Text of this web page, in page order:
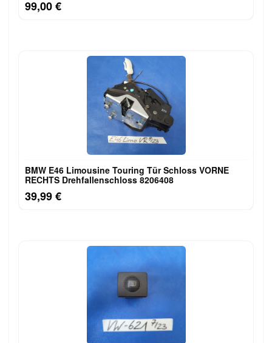
99,00 €
BMW E46 Limousine Touring Tür Schloss VORNE
RECHTS Drehfallenschloss 8206408
39,99 €